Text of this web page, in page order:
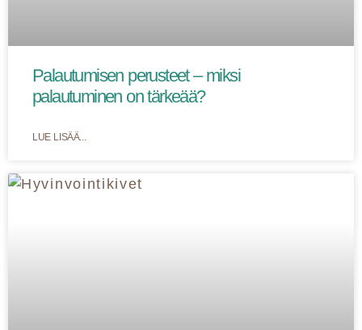
Palautumisen perusteet – miksi
palautuminen on tärkeää?
LUE LISÄÄ...